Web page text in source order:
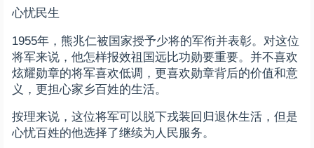
心忧民生
1955年，熊兆仁被国家授予少将的军衔并表彰。对这位
将军来说，他怎样报效祖国远比功勋要重要。并不喜欢
炫耀勋章的将军喜欢低调，更喜欢勋章背后的价值和意
义，更担心家乡百姓的生活。
按理来说，这位将军可以脱下戎装回归退休生活，但是
心忧百姓的他选择了继续为人民服务。